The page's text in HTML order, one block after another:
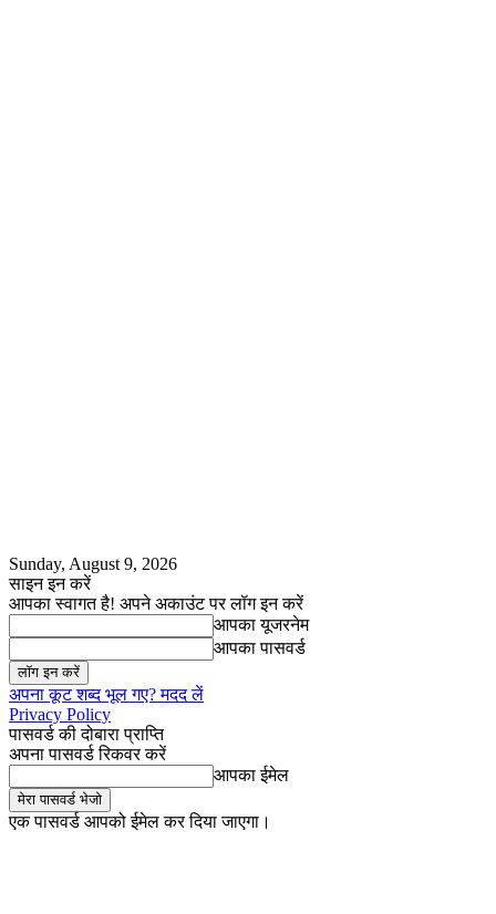
Sunday, August 9, 2026
साइन इन करें
आपका स्वागत है! अपने अकाउंट पर लॉग इन करें
आपका यूजरनेम
आपका पासवर्ड
अपना कूट शब्द भूल गए? मदद लें
Privacy Policy
पासवर्ड की दोबारा प्राप्ति
अपना पासवर्ड रिकवर करें
आपका ईमेल
एक पासवर्ड आपको ईमेल कर दिया जाएगा।